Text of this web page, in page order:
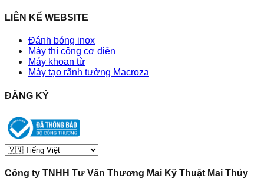
LIÊN KẾ WEBSITE
Đánh bóng inox
Máy thí công cơ điện
Máy khoan từ
Máy tạo rãnh tường Macroza
ĐĂNG KÝ
Công ty TNHH Tư Vấn Thương Mai Kỹ Thuật Mai Thủy